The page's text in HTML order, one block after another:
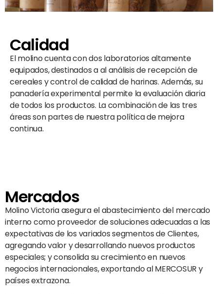
Calidad
El molino cuenta con dos laboratorios altamente
equipados, destinados a al análisis de recepción de
cereales y control de calidad de harinas. Además, su
panadería experimental permite la evaluación diaria
de todos los productos. La combinación de las tres
áreas son partes de nuestra política de mejora
continua.
Mercados
Molino Victoria asegura el abastecimiento del mercado
interno como proveedor de soluciones adecuadas a las
expectativas de los variados segmentos de Clientes,
agregando valor y desarrollando nuevos productos
especiales; y consolida su crecimiento en nuevos
negocios internacionales, exportando al MERCOSUR y
países extrazona.